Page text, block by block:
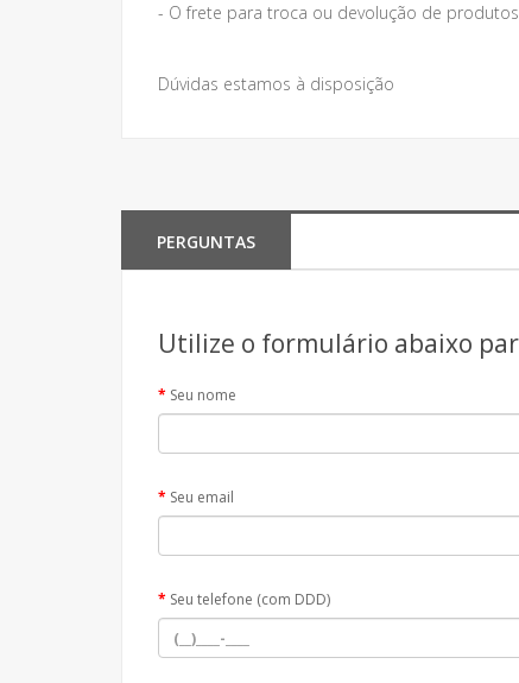
- O frete para troca ou devolução de
Dúvidas estamos à disposição
PERGUNTAS
Utilize o formulário abaixo
Seu nome
Seu email
Seu telefone (com DDD)